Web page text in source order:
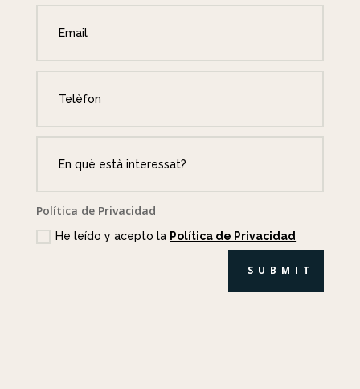
Política de Privacidad
He leído y acepto la Política de Privacidad
SUBMIT